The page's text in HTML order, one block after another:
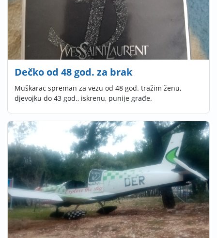
Dečko od 48 god. za brak
Muškarac spreman za vezu od 48 god. tražim ženu,
djevojku do 43 god., iskrenu, punije građe.